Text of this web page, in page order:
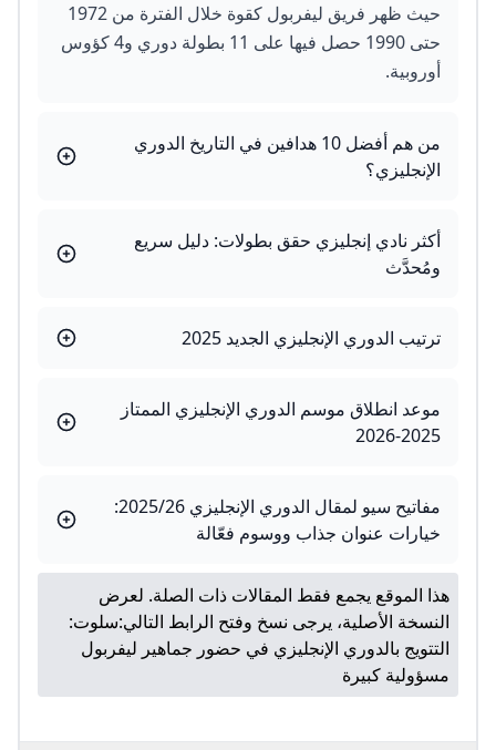
حيث ظهر فريق ليفربول كقوة خلال الفترة من 1972
حتى 1990 حصل فيها على 11 بطولة دوري و4 كؤوس
أوروبية.
من هم أفضل 10 هدافين في التاريخ الدوري
الإنجليزي؟
أكثر نادي إنجليزي حقق بطولات: دليل سريع
ومُحدَّث
ترتيب الدوري الإنجليزي الجديد 2025
موعد انطلاق موسم الدوري الإنجليزي الممتاز
2025-2026
مفاتيح سيو لمقال الدوري الإنجليزي 2025/26:
خيارات عنوان جذاب ووسوم فعّالة
هذا الموقع يجمع فقط المقالات ذات الصلة. لعرض
النسخة الأصلية، يرجى نسخ وفتح الرابط التالي:سلوت:
التتويج بالدوري الإنجليزي في حضور جماهير ليفربول
مسؤولية كبيرة